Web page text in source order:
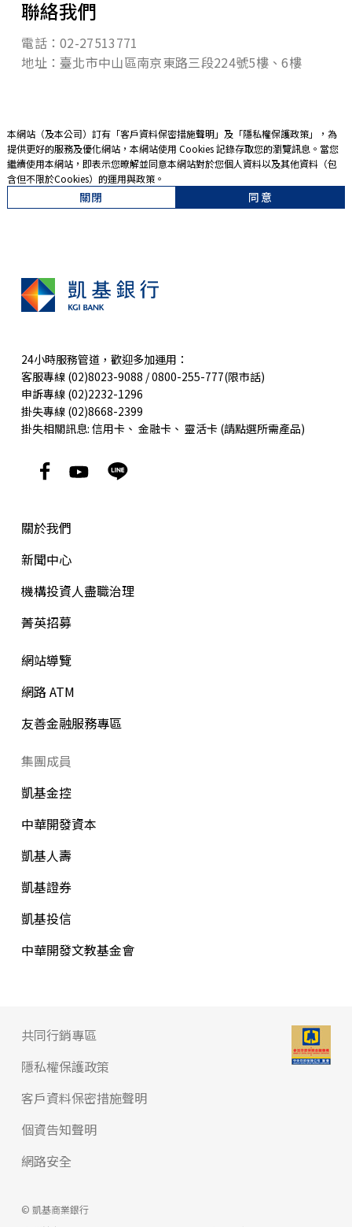
聯絡我們
電話：02-27513771
地址：臺北市中山區南京東路三段224號5樓、6樓
本網站（及本公司）訂有「客戶資料保密措施聲明」及「隱私權保護政策」，為
提供更好的服務及優化網站，本網站使用 Cookies 記錄存取您的瀏覽訊息。當您
繼續使用本網站，即表示您暸解並同意本網站對於您個人資料以及其他資料（包
含但不限於Cookies）的運用與政策。
關閉 同意
24小時服務管道，歡迎多加運用：
客服專線 (02)8023-9088 / 0800-255-777(限市話)
申訴專線 (02)2232-1296
掛失專線 (02)8668-2399
掛失相關訊息: 信用卡、 金融卡、 靈活卡(請點選所需產品)
關於我們
新聞中心
機構投資人盡職治理
菁英招募
網站導覽
網路 ATM
友善金融服務專區
集團成員
凱基金控
中華開發資本
凱基人壽
凱基證券
凱基投信
中華開發文教基金會
共同行銷專區
隱私權保護政策
客戶資料保密措施聲明
個資告知聲明
網路安全
© 凱基商業銀行